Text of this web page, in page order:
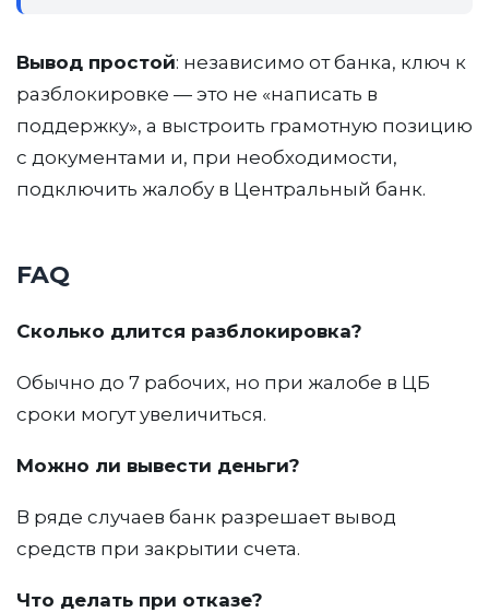
Вывод простой: независимо от банка, ключ к
разблокировке — это не «написать в
поддержку», а выстроить грамотную позицию
с документами и, при необходимости,
подключить жалобу в Центральный банк.
FAQ
Сколько длится разблокировка?
Обычно до 7 рабочих, но при жалобе в ЦБ
сроки могут увеличиться.
Можно ли вывести деньги?
В ряде случаев банк разрешает вывод
средств при закрытии счета.
Что делать при отказе?